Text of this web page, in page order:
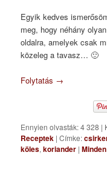
Egyik kedves
meg, hogy néhány
oldalra, amelyek csak
közeleg a tavasz… 🙂
Folytatás →
Ennyien olvasták: 4 328 |
Receptek |Címke:
köles,koriander |